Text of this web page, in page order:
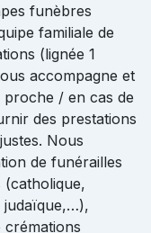
funèbres
familiale de
(lignée 1
accompagne et
proche / en cas de
des prestations
Nous
de funérailles
(catholique,
judaïque,…),
crémations